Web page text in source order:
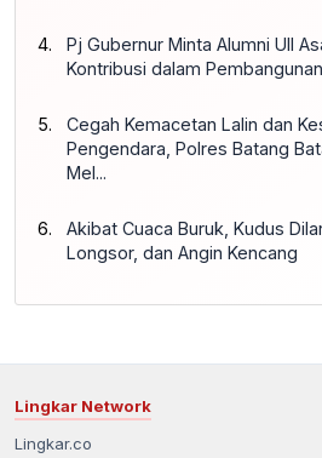
Pj Gubernur Minta Alumni UII
Kontribusi dalam
Cegah Kemacetan Lalin dan
Pengendara, Polres Batang
Mel...
Akibat Cuaca Buruk, Kudus
Longsor, dan Angin Kencang
Lingkar Network
Lingkar.co